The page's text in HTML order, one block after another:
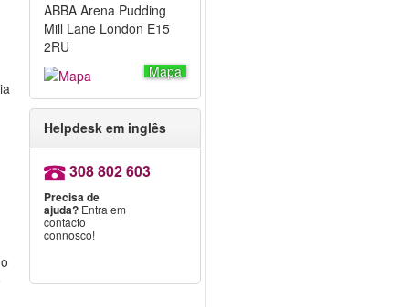
ABBA Arena Pudding
Mill Lane London E15
2RU
Mapa
Helpdesk em inglês
308 802 603
Precisa de
ajuda?Entra em
contacto
connosco!